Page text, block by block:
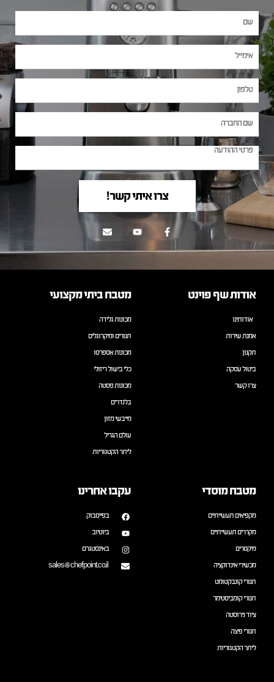
צרו איתי קשר!
אודות שף פוינט
אודותינו
אמנת שירות
תקנון
ביטול עסקה
צרו קשר
מטבח ביתי מקצועי
מכונות גלידה
תנורים ומיקרוגלים
מכונות אספרסו
כלי בישול ריזולי
מכונות פסטה
בלנדרים
מייבשי מזון
עולם הגריל
ליתר הקטגוריות
מטבח מוסדי
מקפיאים תעשייתיים
מקררים תעשייתיים
מיקסרים
מכשירי אינדוקציה
תנורי קונבקטומט
תנורי קומביסטימר
ציוד נירוסטה
תנורי פיצה
ליתר הקטגוריות
עקבו אחרינו
בפייסבוק
ביוטיוב
באינסטגרם
sales@chefpoint.co.il